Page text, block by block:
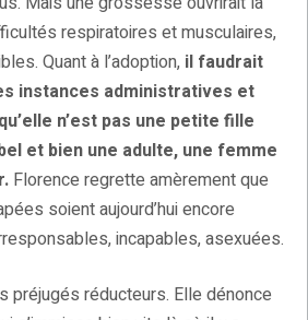
respiratoires et musculaires,
Quant à l’adoption, il faudrait
instances administratives et
n’est pas une petite fille
et bien une adulte, une femme
Florence regrette amèrement que
soient aujourd’hui encore
incapables, asexuées.
préjugés réducteurs. Elle dénonce